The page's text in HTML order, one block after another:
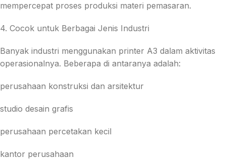
mempercepat proses produksi materi pemasaran.
4. Cocok untuk Berbagai Jenis Industri
Banyak industri menggunakan printer A3 dalam aktivitas
operasionalnya. Beberapa di antaranya adalah:
perusahaan konstruksi dan arsitektur
studio desain grafis
perusahaan percetakan kecil
kantor perusahaan